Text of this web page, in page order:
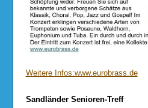
Weitere Infos:www.eurobrass.de
Sandländer Senioren-Treff